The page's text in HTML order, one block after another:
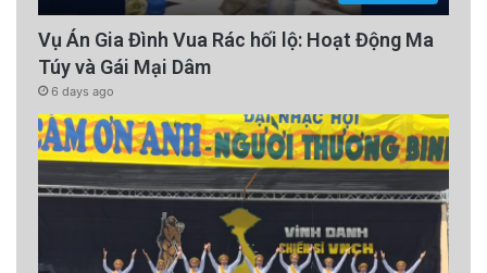
Vụ Án Gia Đình Vua Rác hối lộ: Hoạt Động Ma
Túy và Gái Mại Dâm
6 days ago